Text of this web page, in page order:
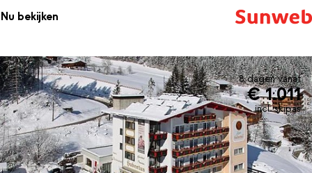
Nu bekijken
8 dagen vanaf
€ 1.011
incl. skipas